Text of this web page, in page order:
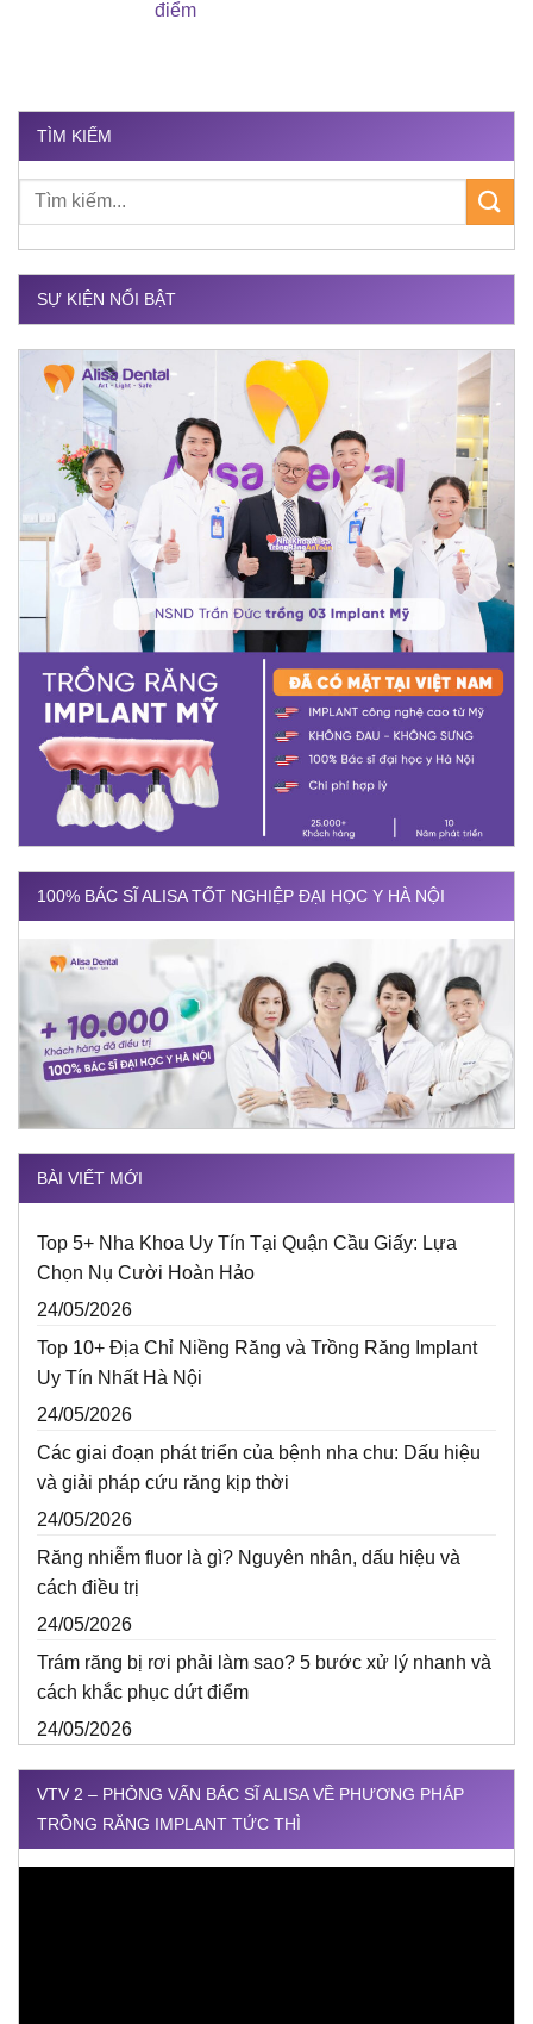
điểm
TÌM KIẾM
SỰ KIỆN NỔI BẬT
100% BÁC SĨ ALISA TỐT NGHIỆP ĐẠI HỌC Y HÀ NỘI
BÀI VIẾT MỚI
Top 5+ Nha Khoa Uy Tín Tại Quận Cầu Giấy: Lựa
Chọn Nụ Cười Hoàn Hảo
24/05/2026
Top 10+ Địa Chỉ Niềng Răng và Trồng Răng Implant
Uy Tín Nhất Hà Nội
24/05/2026
Các giai đoạn phát triển của bệnh nha chu: Dấu hiệu
và giải pháp cứu răng kịp thời
24/05/2026
Răng nhiễm fluor là gì? Nguyên nhân, dấu hiệu và
cách điều trị
24/05/2026
Trám răng bị rơi phải làm sao? 5 bước xử lý nhanh và
cách khắc phục dứt điểm
24/05/2026
VTV 2 – PHỎNG VẤN BÁC SĨ ALISA VỀ PHƯƠNG PHÁP
TRỒNG RĂNG IMPLANT TỨC THÌ